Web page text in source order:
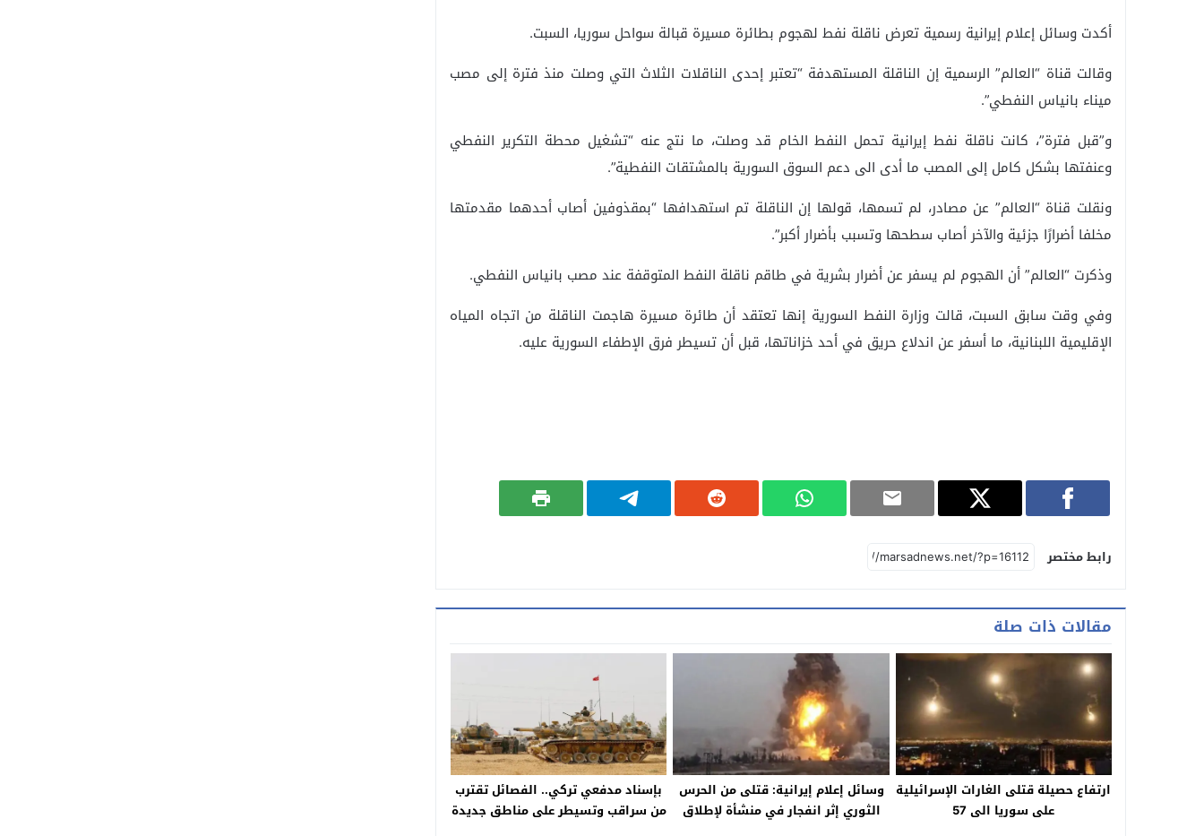
أكدت وسائل إعلام إيرانية رسمية تعرض ناقلة نفط لهجوم بطائرة مسيرة قبالة سواحل سوريا، السبت.
وقالت قناة “العالم” الرسمية إن الناقلة المستهدفة “تعتبر إحدى الناقلات الثلاث التي وصلت منذ فترة إلى مصب
ميناء بانياس النفطي”.
و”قبل فترة”، كانت ناقلة نفط إيرانية تحمل النفط الخام قد وصلت، ما نتج عنه “تشغيل محطة التكرير النفطي
وعنفتها بشكل كامل إلى المصب ما أدى الى دعم السوق السورية بالمشتقات النفطية”.
ونقلت قناة “العالم” عن مصادر، لم تسمها، قولها إن الناقلة تم استهدافها “بمقذوفين أصاب أحدهما مقدمتها
مخلفا أضرارًا جزئية والآخر أصاب سطحها وتسبب بأضرار أكبر”.
وذكرت “العالم” أن الهجوم لم يسفر عن أضرار بشرية في طاقم ناقلة النفط المتوقفة عند مصب بانياس النفطي.
وفي وقت سابق السبت، قالت وزارة النفط السورية إنها تعتقد أن طائرة مسيرة هاجمت الناقلة من اتجاه المياه
الإقليمية اللبنانية، ما أسفر عن اندلاع حريق في أحد خزاناتها، قبل أن تسيطر فرق الإطفاء السورية عليه.
رابط مختصر
مقالات ذات صلة
ارتفاع حصيلة قتلى الغارات الإسرائيلية
على سوريا الى 57
وسائل إعلام إيرانية: قتلى من الحرس
الثوري إثر انفجار في منشأة لإطلاق
بإسناد مدفعي تركي.. الفصائل تقترب
من سراقب وتسيطر على مناطق جديدة